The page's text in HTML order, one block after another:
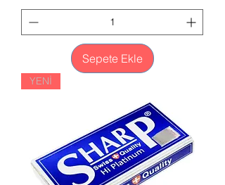
Sepete Ekle
YENİ